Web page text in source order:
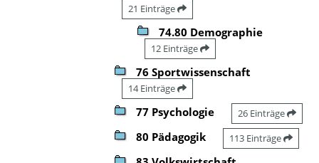
21 Einträge
74.80 Demographie
12 Einträge
76 Sportwissenschaft
14 Einträge
77 Psychologie 26 Einträge
80 Pädagogik 113 Einträge